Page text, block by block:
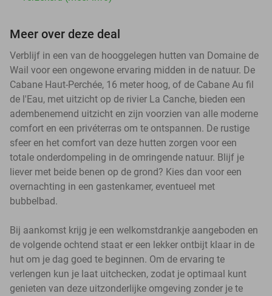
Meer over deze deal
Verblijf in een van de hooggelegen hutten van Domaine de
Wail voor een ongewone ervaring midden in de natuur. De
Cabane Haut-Perchée, 16 meter hoog, of de Cabane Au fil
de l'Eau, met uitzicht op de rivier La Canche, bieden een
adembenemend uitzicht en zijn voorzien van alle moderne
comfort en een privéterras om te ontspannen. De rustige
sfeer en het comfort van deze hutten zorgen voor een
totale onderdompeling in de omringende natuur. Blijf je
liever met beide benen op de grond? Kies dan voor een
overnachting in een gastenkamer, eventueel met
bubbelbad.
Bij aankomst krijg je een welkomstdrankje aangeboden en
de volgende ochtend staat er een lekker ontbijt klaar in de
hut om je dag goed te beginnen. Om de ervaring te
verlengen kun je laat uitchecken, zodat je optimaal kunt
genieten van deze uitzonderlijke omgeving zonder je te